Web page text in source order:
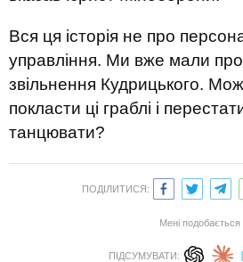
Вся ця історія не про
управління. Ми вже мали
звільнення Кудрицького.
покласти ці граблі і
танцювати?
ПОДІЛИТИСЯ:
Мені подобається
ПІДСУМУВАТИ: